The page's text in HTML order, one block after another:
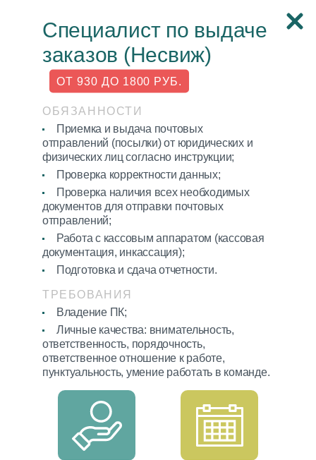
Специалист по выдаче
заказов (Несвиж)
ОТ 930 ДО 1800 РУБ.
ОБЯЗАННОСТИ
Приемка и выдача почтовых
отправлений (посылки) от юридических и
физических лиц согласно инструкции;
Проверка корректности данных;
Проверка наличия всех необходимых
документов для отправки почтовых
отправлений;
Работа с кассовым аппаратом (кассовая
документация, инкассация);
Подготовка и сдача отчетности.
ТРЕБОВАНИЯ
Владение ПК;
Личные качества: внимательность,
ответственность, порядочность,
ответственное отношение к работе,
пунктуальность, умение работать в команде.
Стань частью
дружной команды!
Звони7039(А1, МТС, Life)
Вакансия автомобиля кат. В 2900-5000
Смотрите зарплаты наших лидеров
Политика
персональных
данных
МТС A1 Life 7039 @edostavka_by
Сайт разработан Медиа Лайн